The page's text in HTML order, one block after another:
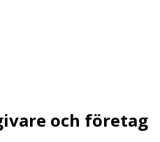
och företag